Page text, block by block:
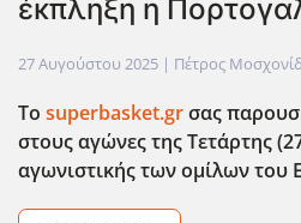
έκπληξη η
27 Αυγούστου 2025 | Πέτρος
Το superbasket.grσας
στους αγώνες της Τετάρτης
αγωνιστικής των ομίλων του